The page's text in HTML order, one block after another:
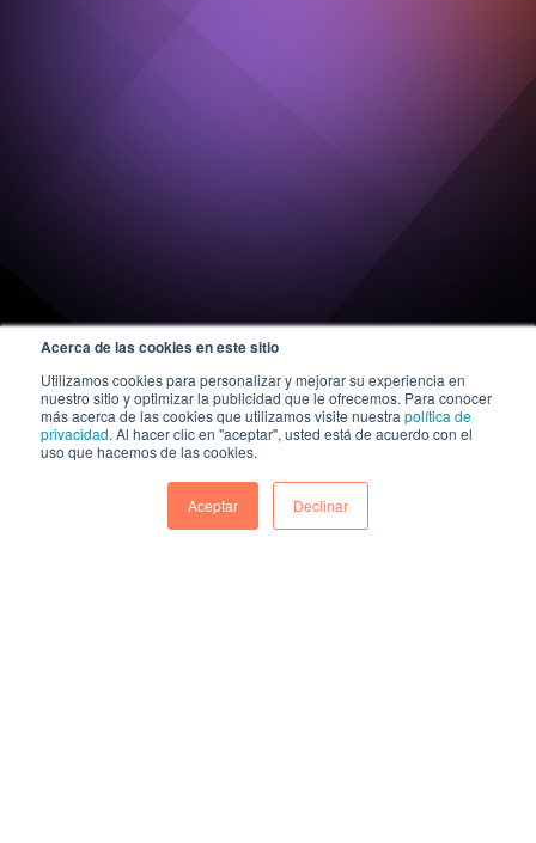
Acerca de las cookies en este sitio
Utilizamos cookies para personalizar y mejorar su experiencia en
nuestro sitio y optimizar la publicidad que le ofrecemos. Para conocer
más acerca de las cookies que utilizamos visite nuestra política de
privacidad. Al hacer clic en "aceptar", usted está de acuerdo con el
uso que hacemos de las cookies.
Aceptar Declinar